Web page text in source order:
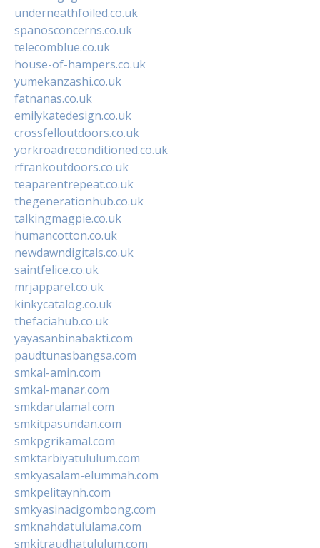
underneathfoiled.co.uk
spanosconcerns.co.uk
telecomblue.co.uk
house-of-hampers.co.uk
yumekanzashi.co.uk
fatnanas.co.uk
emilykatedesign.co.uk
crossfelloutdoors.co.uk
yorkroadreconditioned.co.uk
rfrankoutdoors.co.uk
teaparentrepeat.co.uk
thegenerationhub.co.uk
talkingmagpie.co.uk
humancotton.co.uk
newdawndigitals.co.uk
saintfelice.co.uk
mrjapparel.co.uk
kinkycatalog.co.uk
thefaciahub.co.uk
yayasanbinabakti.com
paudtunasbangsa.com
smkal-amin.com
smkal-manar.com
smkdarulamal.com
smkitpasundan.com
smkpgrikamal.com
smktarbiyatululum.com
smkyasalam-elummah.com
smkpelitaynh.com
smkyasinacigombong.com
smknahdatululama.com
smkitraudhatululum.com